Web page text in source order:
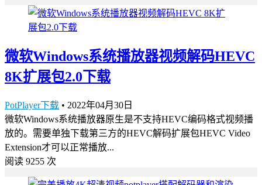
微软Windows系统播放器视频解码HEVC
8K扩展包2.0下载
PotPlayer下载 • 2022年04月30日
微软Windows系统播放器原生是不支持HEVC编码格式视频播
放的。需要单独下载第三方的HEVC解码扩展包HEVC Video
Extension才可以正常播放...
阅读 9255 次